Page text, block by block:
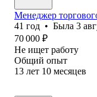
Менеджер
41 год • Была 3
70 000 ₽
Не ищет работу
Общий опыт
13 лет 10 месяцев